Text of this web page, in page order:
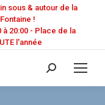
sous & autour de la
!
20:00 - Place de la
l'année
Recherche
: